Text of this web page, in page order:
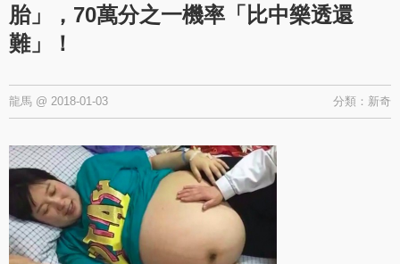
胎」，70萬分之一機率「比中樂透還
難」！
分類： 新奇
龍馬 @ 2018-01-03